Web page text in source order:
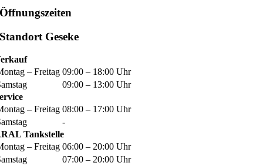
Öffnungszeiten
Standort Geseke
– Freitag 09:00 – 18:00 Uhr
09:00 – 13:00 Uhr
– Freitag 08:00 – 17:00 Uhr
-
Tankstelle
– Freitag 06:00 – 20:00 Uhr
07:00 – 20:00 Uhr